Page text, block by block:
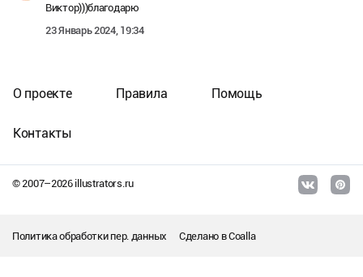
Виктор)))благодарю
23 Январь 2024, 19:34
© 2007–2026illustrators.ru
О проекте Правила Помощь
Контакты
Политика обработки пер. данных Сделано вCoalla